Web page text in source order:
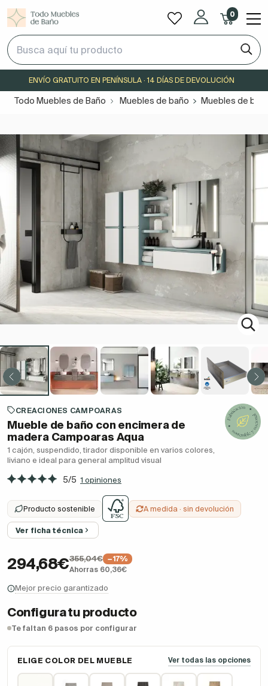
0
ENVÍO GRATUITO EN PENÍNSULA · 14 DÍAS DE DEVOLUCIÓN
Todo Muebles de Baño Muebles de baño Muebles de
CREACIONES CAMPOARAS
Mueble de baño con encimera de
madera Campoaras Aqua
1 cajón, suspendido, tirador disponible en varios colores,
liviano e ideal para general amplitud visual
5/5 1 opiniones
Producto sostenible A medida · sin devolución
Ver ficha técnica
294,68€355,04€
−17%
Ahorras 60,36€
Mejor precio garantizado
Configura tu producto
Te faltan 6 pasos por configurar
ELIGE COLOR DEL MUEBLE Ver todas las opciones